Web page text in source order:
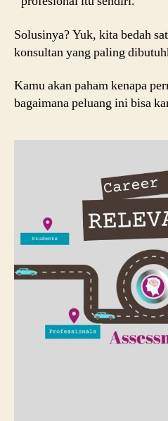
Solusinya? Yuk, kita bedah
konsultan yang paling
Kamu akan paham kenapa
bagaimana peluang ini bisa